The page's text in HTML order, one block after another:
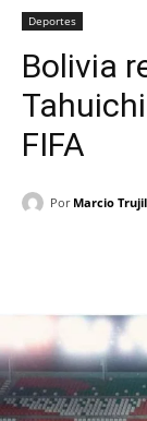
Deportes
Bolivia
FIFA
Por Marcio